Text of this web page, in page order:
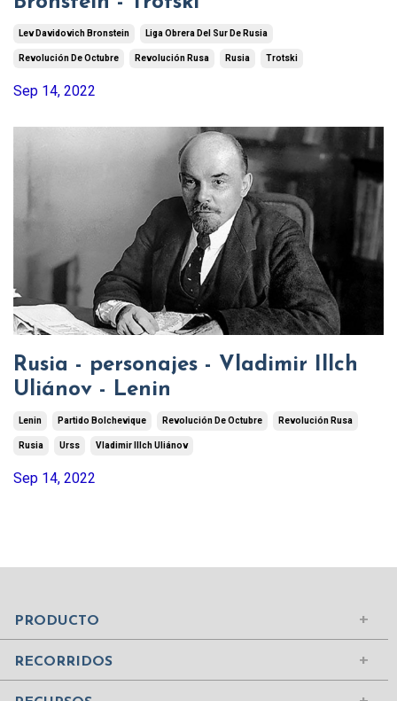
Lev Davidovich Bronstein Liga Obrera Del Sur De Rusia
Revolución De Octubre Revolución Rusa Rusia Trotski
Sep 14, 2022
Rusia - personajes - Vladimir Illch
Uliánov - Lenin
Lenin Partido Bolchevique Revolución De Octubre Revolución Rusa
Rusia Urss Vladimir Illch Uliánov
Sep 14, 2022
PRODUCTO
Iniciar sesión
Comprar suscripción
Contenidos
RECORRIDOS
Mundo Islámico
Civilizaciones de la Antigüedad
Ciudades del Mundo
Edad Media
¿Quiénes somos?